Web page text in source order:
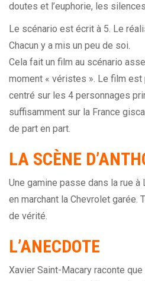
doutes et l’euphorie, les
Le scénario est écrit à 5. Le
Chacun y a mis un peu de soi.
Cela fait un film au scénario
moment « véristes ». Le film est
centré sur les 4 personnages
suffisamment sur la France
de part en part.
LA SCÈNE
Une gamine passe dans la rue
en marchant la Chevrolet garée.
de vérité.
L’ANECDOTE
Xavier Saint-Macary raconte